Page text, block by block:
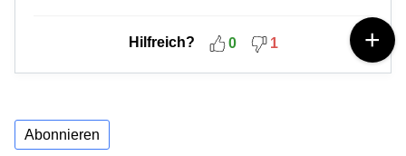
Hilfreich? 0 1
Abonnieren